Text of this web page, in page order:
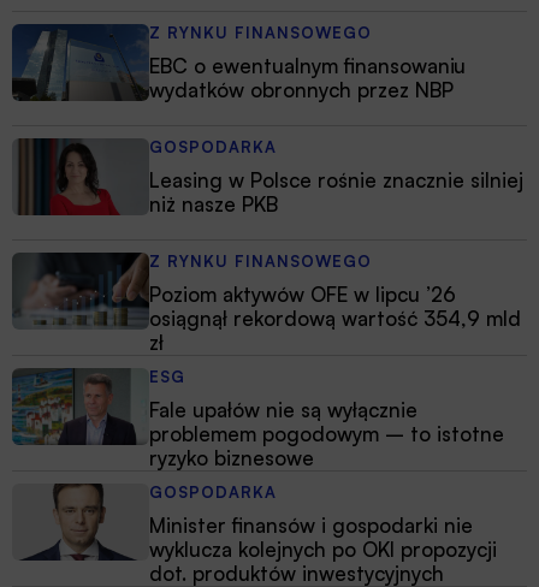
Z RYNKU FINANSOWEGO
EBC o ewentualnym finansowaniu
wydatków obronnych przez NBP
GOSPODARKA
Leasing w Polsce rośnie znacznie silniej
niż nasze PKB
Z RYNKU FINANSOWEGO
Poziom aktywów OFE w lipcu ’26
osiągnął rekordową wartość 354,9 mld
zł
ESG
Fale upałów nie są wyłącznie
problemem pogodowym – to istotne
ryzyko biznesowe
GOSPODARKA
Minister finansów i gospodarki nie
wyklucza kolejnych po OKI propozycji
dot. produktów inwestycyjnych